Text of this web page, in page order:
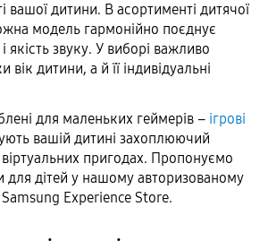
вашої дитини. В асортименті дитячої
модель гармонійно поєднує
якість звуку. У виборі важливо
вік дитини, а й її індивідуальні
для маленьких геймерів – ігрові
вашій дитині захоплюючий
пригодах. Пропонуємо
для дітей у нашому авторизованому
Samsung Experience Store.